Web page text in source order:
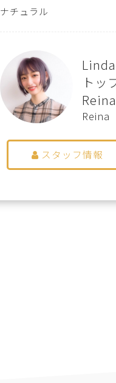
ナチュラル
トッ
Reina
Reina
スタッフ情報